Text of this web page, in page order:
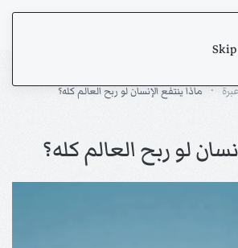
ماذا ينتفع الإنسان لو ربح العالم كله؟
لو ربح العالم كله؟